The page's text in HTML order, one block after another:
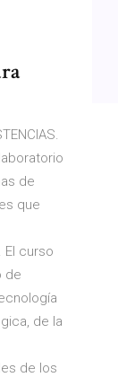
de
que
curso
de
de la
de los